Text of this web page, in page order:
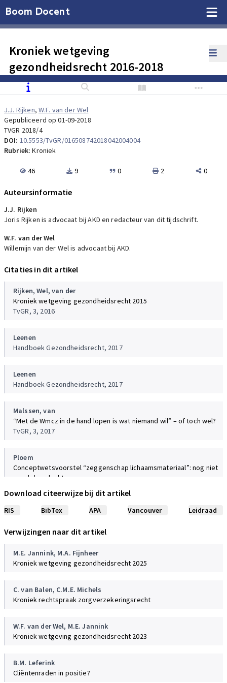
Boom Docent
Kroniek wetgeving
gezondheidsrecht 2016-2018
J.J. Rijken, W.F. van der Wel
Gepubliceerd op 01-09-2018
TVGR 2018/4
DOI: 10.5553/TvGR/016508742018042004004
Rubriek:Kroniek
46 9 0 2 0
Auteursinformatie
J.J. Rijken
Joris Rijken is advocaat bij AKD en redacteur van dit tijdschrift.
W.F. van der Wel
Willemijn van der Wel is advocaat bij AKD.
Citaties in dit artikel
Rijken,Wel, van der
Kroniek wetgeving gezondheidsrecht 2015
TvGR, 3, 2016
Leenen
Handboek Gezondheidsrecht, 2017
Leenen
Handboek Gezondheidsrecht, 2017
Malssen, van
“Met de Wmcz in de hand lopen is wat niemand wil” – of toch wel?
TvGR, 3, 2017
Ploem
Conceptwetsvoorstel “zeggenschap lichaamsmateriaal”: nog niet
goed doordacht
Barneveld, van,
Kastelein
lichaamsmateriaal
toegang terecht?
NJB, 4, 2017
Ploem
Wetsvoorstel ‘zeggenschap lichaamsmateriaal’: nog veel om over
ZIP, 2017
Download citeerwijze bij dit artikel
RIS BibTex APA Vancouver Leidraad
Verwijzingen naar dit artikel
M.E. Jannink, M.A. Fijnheer
Kroniek wetgeving gezondheidsrecht 2025
C. van Balen, C.M.E. Michels
Kroniek rechtspraak zorgverzekeringsrecht
W.F. van der Wel, M.E. Jannink
Kroniek wetgeving gezondheidsrecht 2023
B.M. Leferink
Cliëntenraden in positie?